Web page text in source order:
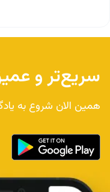
سریع‌تر و
همین الان شروع به